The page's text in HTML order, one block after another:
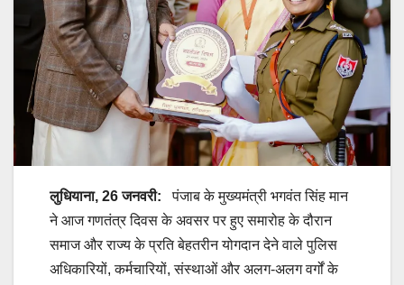
लुधियाना, 26 जनवरी:
पंजाब के मुख्यमंत्री भगवंत सिंह मान
ने आज गणतंत्र दिवस के अवसर पर हुए समारोह के दौरान
समाज और राज्य के प्रति बेहतरीन योगदान देने वाले पुलिस
अधिकारियों, कर्मचारियों, संस्थाओं और अलग-अलग वर्गों के